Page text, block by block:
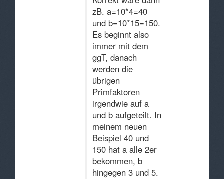
zB. a=10*4=40
und b=10*15=150.
Es beginnt also
immer mit dem
ggT, danach
werden die
übrigen
Primfaktoren
irgendwie auf a
und b aufgeteilt. In
meinem neuen
Beispiel 40 und
150 hat a alle 2er
bekommen, b
hingegen 3 und 5.